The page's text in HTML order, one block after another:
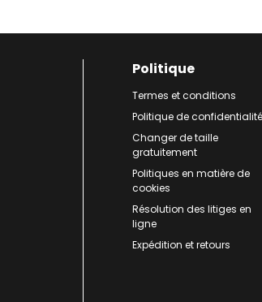
Politique
Termes et conditions
Politique de confidentialité
Changer de taille
gratuitement
Politiques en matière de
cookies
Résolution des litiges en
ligne
Expédition et retours